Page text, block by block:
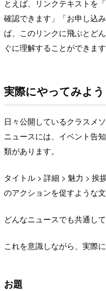
とえば、リンクテキストを
確認できます」「お申し込
ば、このリンクに飛ぶとど
ぐに理解することができます
実際にやってみよう
日々公開しているクラスメ
ニュースには、イベント告
類があります。
タイトル > 詳細 > 魅力 > 挨
のアクションを促すような文
どんなニュースでも共通し
これを意識しながら、実際
お題